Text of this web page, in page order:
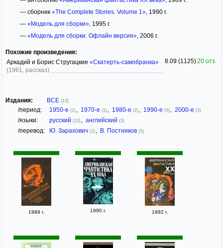
— сборник «The Complete Stories. Volume 1», 1990 г.
— «Модель для сборки», 1995 г.
— «Модель для сборки. Офлайн версия», 2006 г.
Похожие произведения:
Аркадий и Борис Стругацкие «Скатерть-самобранка»
(1961, рассказ)
8.09 (1125)20 отз.
Издания: ВСЕ (13)
/период: 1950-е (1) , 1970-е (1) , 1980-е (2) , 1990-е (5) , 2000-е (3)
/языки: русский (10) , английский (3)
/перевод: Ю. Зарахович (2) , В. Постников (5)
1989 г. 1990 г. 1992 г.